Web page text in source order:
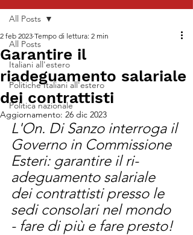
All Posts
Italiani all'estero
Politiche Italiani all'estero
Politica nazionale
All Posts
Garantire il
riadeguamento salariale
dei contrattisti
2 feb 2023 Tempo di lettura: 2 min
Aggiornamento: 26 dic 2023
L'On. Di Sanzo interroga il
Governo in Commissione
Esteri: garantire il ri-
adeguamento salariale
dei contrattisti presso le
sedi consolari nel mondo
- fare di più e fare presto!